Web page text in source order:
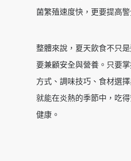
菌繁殖速度快，更要提高警
整體來說，夏天飲食不只
要兼顧安全與營養。只要
方式、調味技巧、食材選擇
就能在炎熱的季節中，吃
健康。